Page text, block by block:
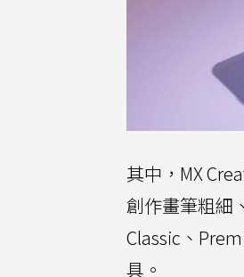
其中，MX
創作畫筆粗細
Classic、
具。